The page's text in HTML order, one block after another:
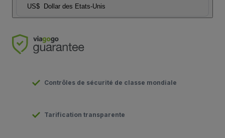
US$ Dollar des Etats-Unis
Contrôles de sécurité de classe mondiale
Tarification transparente